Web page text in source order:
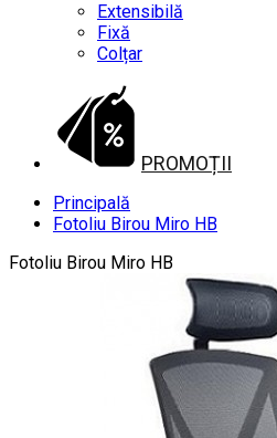
Extensibilă
Fixă
Colțar
PROMOȚII
Principală
Fotoliu Birou Miro HB
Fotoliu Birou Miro HB